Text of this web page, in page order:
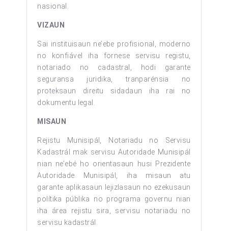
nasional.
VIZAUN
Sai instituisaun ne’ebe profisional, moderno
no konfiável iha fornese servisu registu,
notariado no cadastral, hodi garante
seguransa juridika, tranparénsia no
proteksaun direitu sidadaun iha rai no
dokumentu legal.
MISAUN
Rejistu Munisipál, Notariadu no Servisu
Kadastrál mak servisu Autoridade Munisipál
nian ne’ebé ho orientasaun husi Prezidente
Autoridade Munisipál, iha misaun atu
garante aplikasaun lejizlasaun no ezekusaun
polítika públika no programa governu nian
iha área rejistu sira, servisu notariadu no
servisu kadastrál.